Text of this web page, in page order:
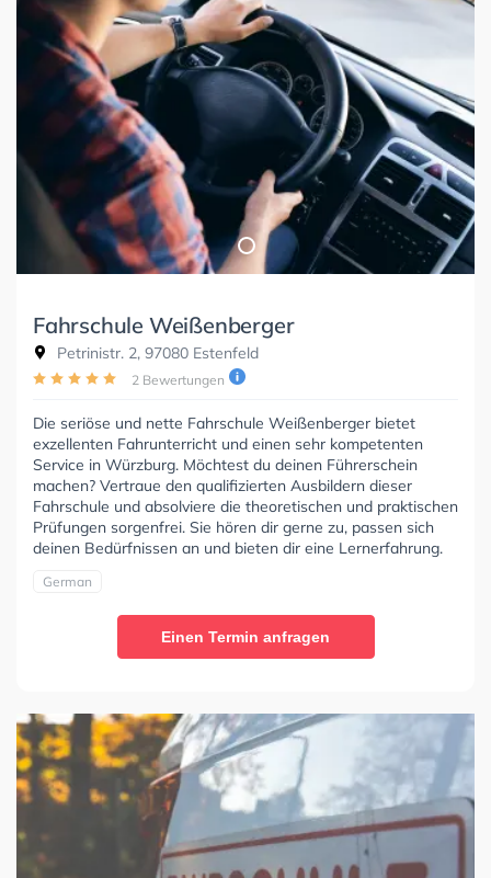
Fahrschule Weißenberger
Petrinistr. 2, 97080 Estenfeld
2 Bewertungen
Die seriöse und nette Fahrschule Weißenberger bietet
exzellenten Fahrunterricht und einen sehr kompetenten
Service in Würzburg. Möchtest du deinen Führerschein
machen? Vertraue den qualifizierten Ausbildern dieser
Fahrschule und absolviere die theoretischen und praktischen
Prüfungen sorgenfrei. Sie hören dir gerne zu, passen sich
deinen Bedürfnissen an und bieten dir eine Lernerfahrung.
German
Einen Termin anfragen